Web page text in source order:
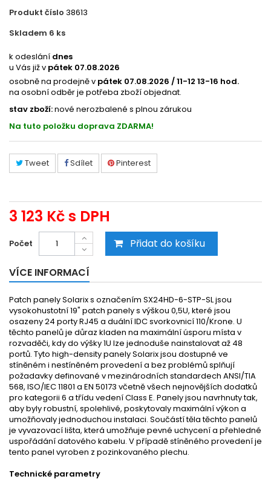
Produkt číslo 38613
Skladem 6 ks
k odeslání dnes
u Vás již v pátek 07.08.2026
osobně na prodejně v pátek 07.08.2026 / 11-12 13-16 hod.
na osobní odběr je potřeba zboží objednat.
stav zboží:nové nerozbalené s plnou zárukou
Na tuto položku doprava ZDARMA!
Tweet Sdílet Pinterest
3 123 Kčs DPH
Počet Přidat do košíku
VÍCE INFORMACÍ
Patch panely Solarix s označením SX24HD-6-STP-SL jsou
vysokohustotní 19" patch panely s výškou 0,5U, které jsou
osazeny 24 porty RJ45 a duální IDC svorkovnicí 110/Krone. U
těchto panelů je důraz kladen na maximální úsporu místa v
rozvaděči, kdy do výšky 1U lze jednoduše nainstalovat až 48
portů. Tyto high-density panely Solarix jsou dostupné ve
stíněném i nestíněném provedení a bez problémů splňují
požadavky definované v mezinárodních standardech ANSI/TIA
568, ISO/IEC 11801 a EN 50173 včetně všech nejnovějších dodatků
pro kategorii 6 a třídu vedení Class E. Panely jsou navrhnuty tak,
aby byly robustní, spolehlivé, poskytovaly maximální výkon a
umožňovaly jednoduchou instalaci. Součástí těla těchto panelů
je vyvazovací lišta, která umožňuje pevné uchycení a přehledné
uspořádání datového kabelu. V případě stíněného provedení je
tento panel vyroben z pozinkovaného plechu.
Technické parametry